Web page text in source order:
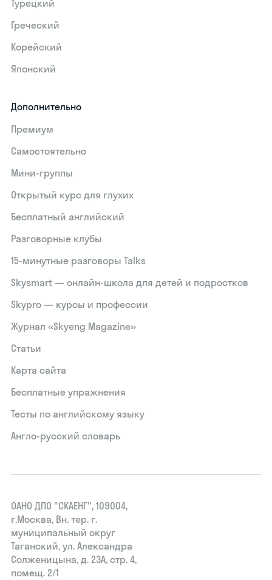
Турецкий
Греческий
Корейский
Японский
Дополнительно
Премиум
Самостоятельно
Мини-группы
Открытый курс для глухих
Бесплатный английский
Разговорные клубы
15‑минутные разговоры Talks
Skysmart — онлайн-школа для детей и подростков
Skypro — курсы и профессии
Журнал «Skyeng Magazine»
Статьи
Карта сайта
Бесплатные упражнения
Тесты по английскому языку
Англо-русский словарь
ОАНО ДПО "СКАЕНГ", 109004,
г.Москва, Вн. тер. г.
муниципальный округ
Таганский, ул. Александра
Солженицына, д. 23А, стр. 4,
помещ. 2/1